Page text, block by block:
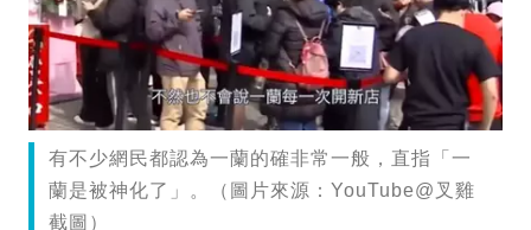
有不少網民都認為一蘭的確非常一般，直指「一
蘭是被神化了」。（圖片來源：YouTube@叉雞
截圖）